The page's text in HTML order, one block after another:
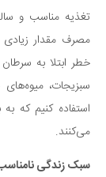
بازی
طنز
فال
مسابقه
اخبار
تغذیه مناسب و
مصرف مقدار زیادی
خطر ابتلا به
سبزیجات،
استفاده کنیم که
می‌کنند.
سبک زندگی